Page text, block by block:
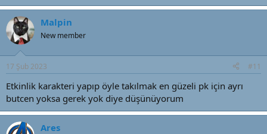
Malpin
New member
17 Şub 2023 #11
Etkinlik karakteri yapıp öyle takılmak en güzeli pk için ayrı
butcen yoksa gerek yok diye düşünüyorum
Ares